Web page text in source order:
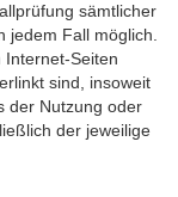
sämtlicher
jedem Fall möglich.
Internet-Seiten
sind, insoweit
der Nutzung oder
der jeweilige